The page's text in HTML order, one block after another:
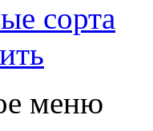
сорта
меню